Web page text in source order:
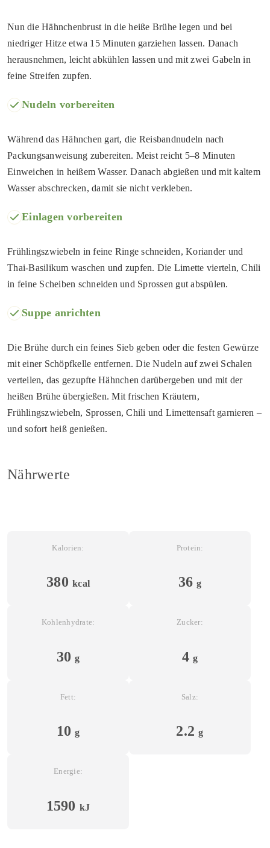
Nun die Hähnchenbrust in die heiße Brühe legen und bei
niedriger Hitze etwa 15 Minuten garziehen lassen. Danach
herausnehmen, leicht abkühlen lassen und mit zwei Gabeln in
feine Streifen zupfen.
Nudeln vorbereiten
Während das Hähnchen gart, die Reisbandnudeln nach
Packungsanweisung zubereiten. Meist reicht 5–8 Minuten
Einweichen in heißem Wasser. Danach abgießen und mit kaltem
Wasser abschrecken, damit sie nicht verkleben.
Einlagen vorbereiten
Frühlingszwiebeln in feine Ringe schneiden, Koriander und
Thai-Basilikum waschen und zupfen. Die Limette vierteln, Chili
in feine Scheiben schneiden und Sprossen gut abspülen.
Suppe anrichten
Die Brühe durch ein feines Sieb geben oder die festen Gewürze
mit einer Schöpfkelle entfernen. Die Nudeln auf zwei Schalen
verteilen, das gezupfte Hähnchen darübergeben und mit der
heißen Brühe übergießen. Mit frischen Kräutern,
Frühlingszwiebeln, Sprossen, Chili und Limettensaft garnieren –
und sofort heiß genießen.
Nährwerte
Kalorien:
380 kcal
Protein:
36g
Kohlenhydrate:
30g
Zucker:
4g
Fett:
10g
Salz:
2.2g
Energie:
1590 kJ